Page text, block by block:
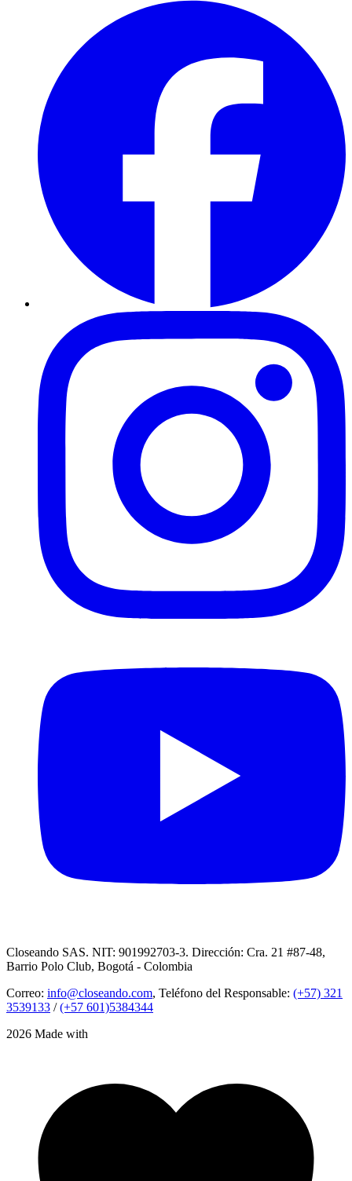
Closeando SAS. NIT: 901992703-3. Dirección: Cra. 21 #87-48,
Barrio Polo Club, Bogotá - Colombia
Correo: info@closeando.com, Teléfono del Responsable: (+57) 321
3539133 /(+57 601)5384344
2026 Made with